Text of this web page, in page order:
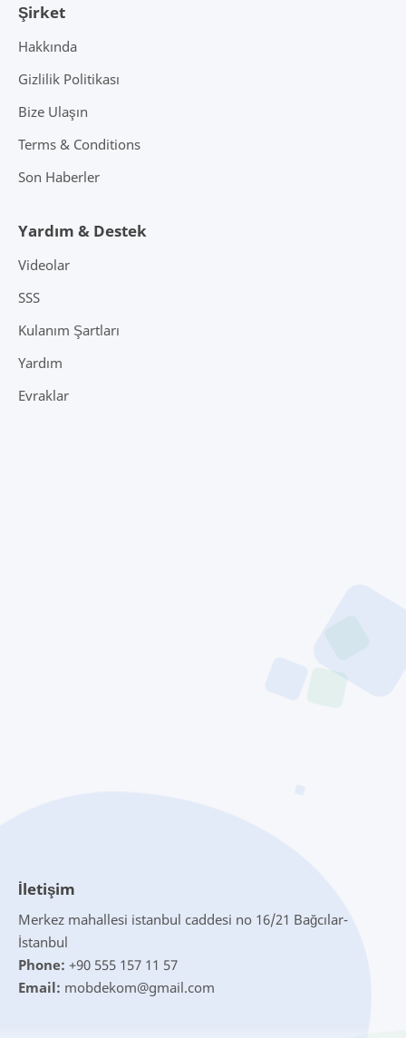
Şirket
Hakkında
Gizlilik Politikası
Bize Ulaşın
Terms & Conditions
Son Haberler
Yardım & Destek
Videolar
SSS
Kulanım Şartları
Yardım
Evraklar
İletişim
Merkez mahallesi istanbul caddesi no 16/21 Bağcılar-
İstanbul
Phone: +90 555 157 11 57
Email: mobdekom@gmail.com